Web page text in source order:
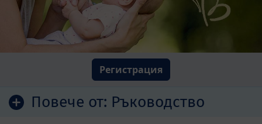
Регистрация
Повече от: Ръководство